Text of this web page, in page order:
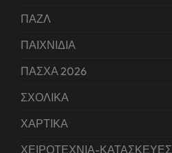
ΠΑΖΛ
ΠΑΙΧΝΙΔΙΑ
ΠΑΣΧΑ 2026
ΣΧΟΛΙΚΑ
ΧΑΡΤΙΚΑ
ΧΕΙΡΟΤΕΧΝΙΑ-ΚΑΤΑΣΚΕΥΕΣ